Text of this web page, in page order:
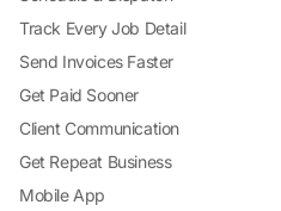
Track Every Job Detail
Send Invoices Faster
Get Paid Sooner
Client Communication
Get Repeat Business
Mobile App